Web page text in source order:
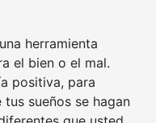
herramienta
el bien o el mal.
positiva, para
sueños se hagan